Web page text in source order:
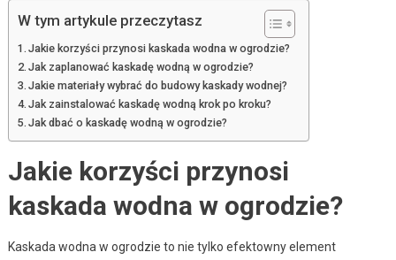
W tym artykule przeczytasz
Jakie korzyści przynosi kaskada wodna w ogrodzie?
Jak zaplanować kaskadę wodną w ogrodzie?
Jakie materiały wybrać do budowy kaskady wodnej?
Jak zainstalować kaskadę wodną krok po kroku?
Jak dbać o kaskadę wodną w ogrodzie?
Jakie korzyści przynosi
kaskada wodna w ogrodzie?
Kaskada wodna w ogrodzie to nie tylko efektowny element